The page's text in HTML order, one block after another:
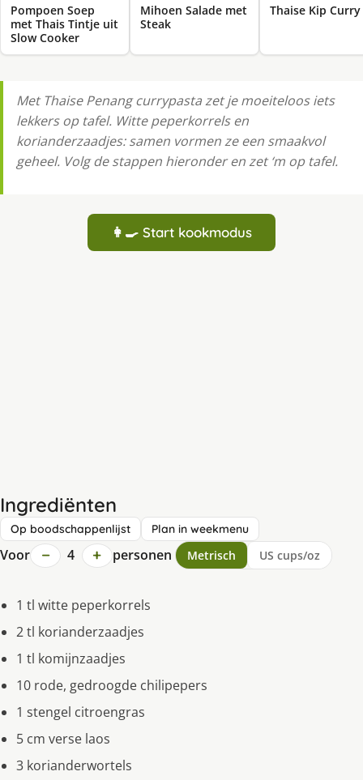
Pompoen Soep
met Thais Tintje uit
Slow Cooker
Mihoen Salade met
Steak
Thaise Kip Curry
Met Thaise Penang currypasta zet je moeiteloos iets
lekkers op tafel. Witte peperkorrels en
korianderzaadjes: samen vormen ze een smaakvol
geheel. Volg de stappen hieronder en zet ‘m op tafel.
👩‍🍳 Start kookmodus
Ingrediënten
Op boodschappenlijst Plan in weekmenu
Voor − 4 + personen Metrisch US cups/oz
1 tl witte peperkorrels
2 tl korianderzaadjes
1 tl komijnzaadjes
10 rode, gedroogde chilipepers
1 stengel citroengras
5 cm verse laos
3 korianderwortels